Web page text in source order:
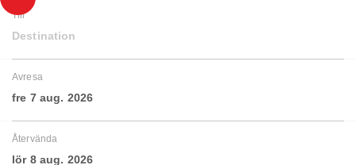
Till
Destination
Avresa
fre 7 aug. 2026
Återvända
lör 8 aug. 2026